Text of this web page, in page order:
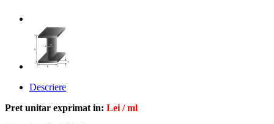
Descriere
Pret unitar exprimat in: Lei / ml